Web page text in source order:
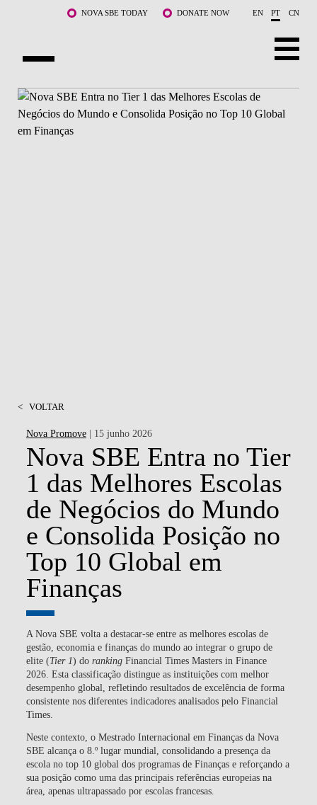
Saltar para o conteúdo principalNOVA SBE TODAY DONATE NOW EN PT CN
SOBRE NÓS
CURSOS
< VOLTAR
Nova Promove| 15 junho 2026
Nova SBE Entra no Tier
1 das Melhores Escolas
de Negócios do Mundo
e Consolida Posição no
Top 10 Global em
Finanças
A Nova SBE volta a destacar-se entre as melhores escolas de
gestão, economia e finanças do mundo ao integrar o grupo de
elite (Tier 1) do rankingFinancial Times Masters in Finance
2026. Esta classificação distingue as instituições com melhor
desempenho global, refletindo resultados de excelência de forma
consistente nos diferentes indicadores analisados pelo Financial
Times.
Neste contexto, o Mestrado Internacional em Finanças da Nova
SBE alcança o 8.º lugar mundial, consolidando a presença da
escola no top 10 global dos programas de Finançase reforçando a
sua posição como uma das principais referências europeias na
área, apenas ultrapassado por escolas francesas.